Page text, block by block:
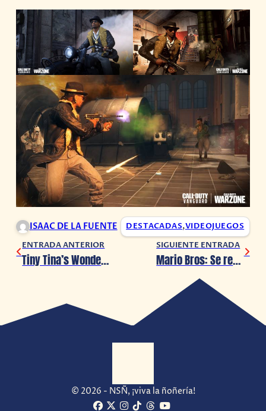
ISAAC DE LA FUENTE DESTACADAS,VIDEOJUEGOS
ENTRADA ANTERIOR
Tiny Tina’s Wonderlands anuncia su primer DLC llamado Captors
SIGUIENTE ENTRADA
Mario Bros: Se remasteriza película animada de 1986 que se creía perdida
© 2026 - NSÑ, ¡viva la ñoñería!